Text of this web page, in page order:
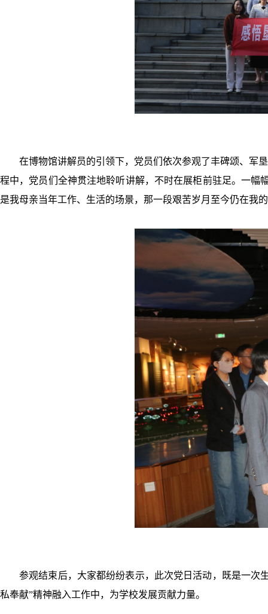
在博物馆讲解员的引领下，党员们依次参观了丰碑颂、军
程中，党员们全神贯注地聆听讲解，不时在展柜前驻足。一幅
是我母亲当年工作、生活的场景，那一段艰苦岁月至今仍在我
参观结束后，大家都纷纷表示，此次党日活动，既是一次
私奉献”精神融入工作中，为学校发展贡献力量。